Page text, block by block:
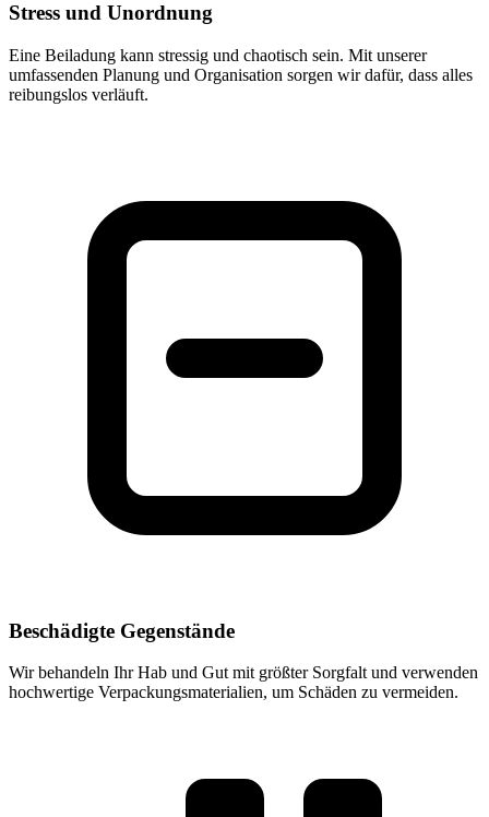
Stress und Unordnung
Eine Beiladung kann stressig und chaotisch sein. Mit unserer
umfassenden Planung und Organisation sorgen wir dafür, dass alles
reibungslos verläuft.
Beschädigte Gegenstände
Wir behandeln Ihr Hab und Gut mit größter Sorgfalt und verwenden
hochwertige Verpackungsmaterialien, um Schäden zu vermeiden.